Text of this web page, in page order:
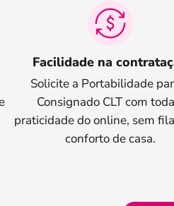
Facilidade na
Solicite a Portabilidade
Consignado CLT com
praticidade do online, sem
conforto de casa.